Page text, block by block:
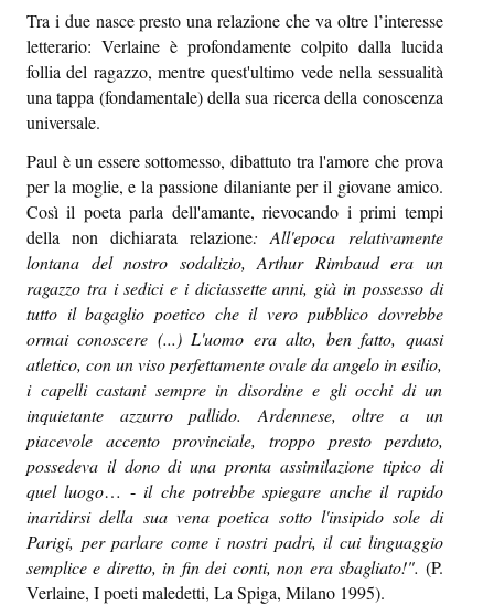
Tra i due nasce presto una relazione che va oltre l’interesse
letterario: Verlaine è profondamente colpito dalla lucida
follia del ragazzo, mentre quest'ultimo vede nella sessualità
una tappa (fondamentale) della sua ricerca della conoscenza
universale.
Paul è un essere sottomesso, dibattuto tra l'amore che prova
per la moglie, e la passione dilaniante per il giovane amico.
Così il poeta parla dell'amante, rievocando i primi tempi
della non dichiarata relazione: All'epoca relativamente
lontana del nostro sodalizio, Arthur Rimbaud era un
ragazzo tra i sedici e i diciassette anni, già in possesso di
tutto il bagaglio poetico che il vero pubblico dovrebbe
ormai conoscere (...) L'uomo era alto, ben fatto, quasi
atletico, con un viso perfettamente ovale da angelo in esilio,
i capelli castani sempre in disordine e gli occhi di un
inquietante azzurro pallido. Ardennese, oltre a un
piacevole accento provinciale, troppo presto perduto,
possedeva il dono di una pronta assimilazione tipico di
quel luogo… -il che potrebbe spiegare anche il rapido
inaridirsi della sua vena poetica sotto l'insipido sole di
Parigi, per parlare come i nostri padri, il cui linguaggio
semplice e diretto, in fin dei conti, non era sbagliato!". (P.
Verlaine, I poeti maledetti, La Spiga, Milano 1995).